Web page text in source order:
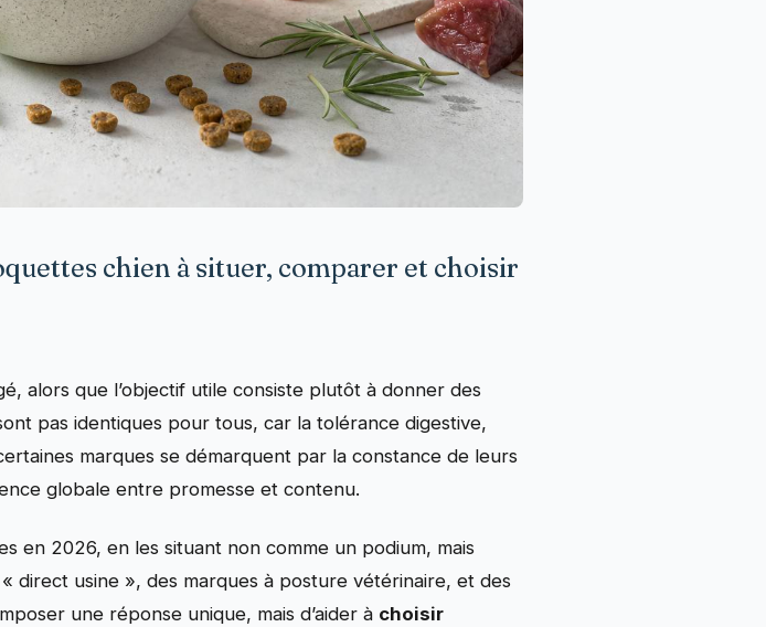
chien à situer, comparer et choisir
alors que l’objectif utile consiste plutôt à donner des
pas identiques pour tous, car la tolérance digestive,
marques se démarquent par la constance de leurs
globale entre promesse et contenu.
en 2026, en les situant non comme un podium, mais
direct usine », des marques à posture vétérinaire, et des
une réponse unique, mais d’aider à choisir